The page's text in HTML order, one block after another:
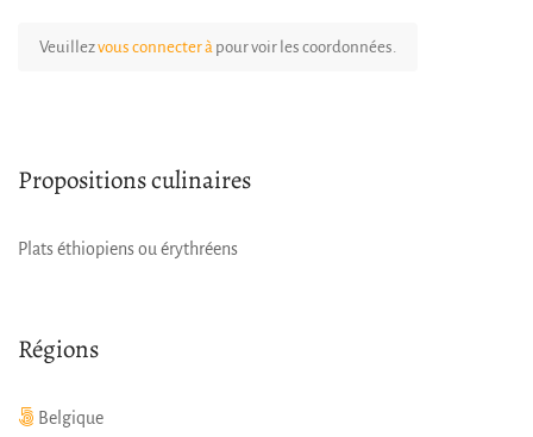
Veuillezvous connecter à pour voir les coordonnées.
Propositions culinaires
Plats éthiopiens ou érythréens
Régions
Belgique